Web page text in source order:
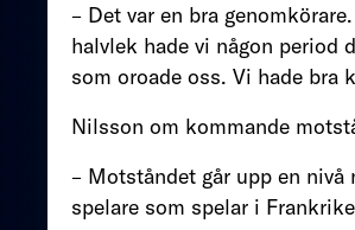
– Det var en bra
halvlek hade vi någon period
som oroade oss. Vi hade bra
Nilsson om kommande
– Motståndet går upp en
spelare som spelar i